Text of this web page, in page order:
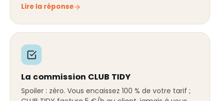
Lire la réponse
La commission CLUB TIDY
Spoiler : zéro. Vous encaissez 100 % de votre tarif ;